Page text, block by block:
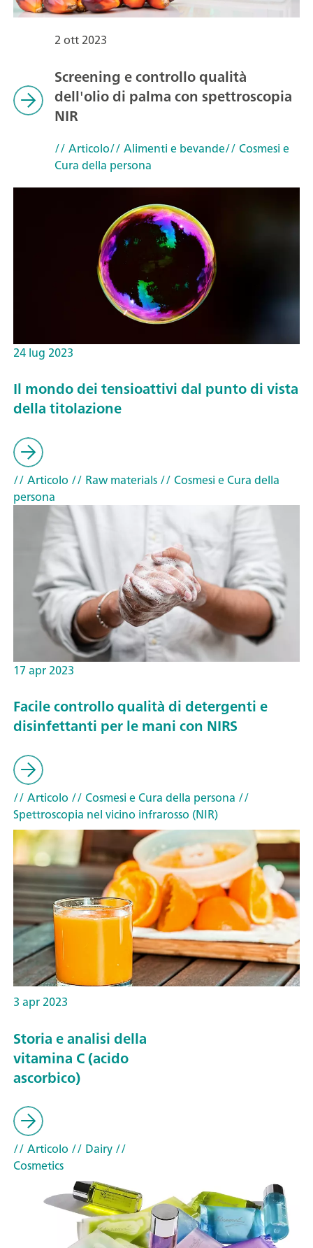
2 ott 2023
Screening e controllo qualità
dell'olio di palma con spettroscopia
NIR
// Articolo// Alimenti e bevande// Cosmesi e
Cura della persona
24 lug 2023
Il mondo dei tensioattivi dal punto di vista
della titolazione
// Articolo // Raw materials// Cosmesi e Cura della
persona
17 apr 2023
Facile controllo qualità di detergenti e
disinfettanti per le mani con NIRS
// Articolo // Cosmesi e Cura della persona //
Spettroscopia nel vicino infrarosso (NIR)
3 apr 2023
Storia e analisi della
vitamina C (acido
ascorbico)
// Articolo // Dairy//
Cosmetics